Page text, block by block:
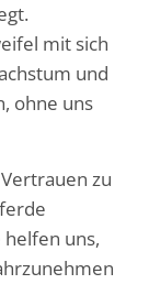
mit sich
und
ohne uns
zu
uns,